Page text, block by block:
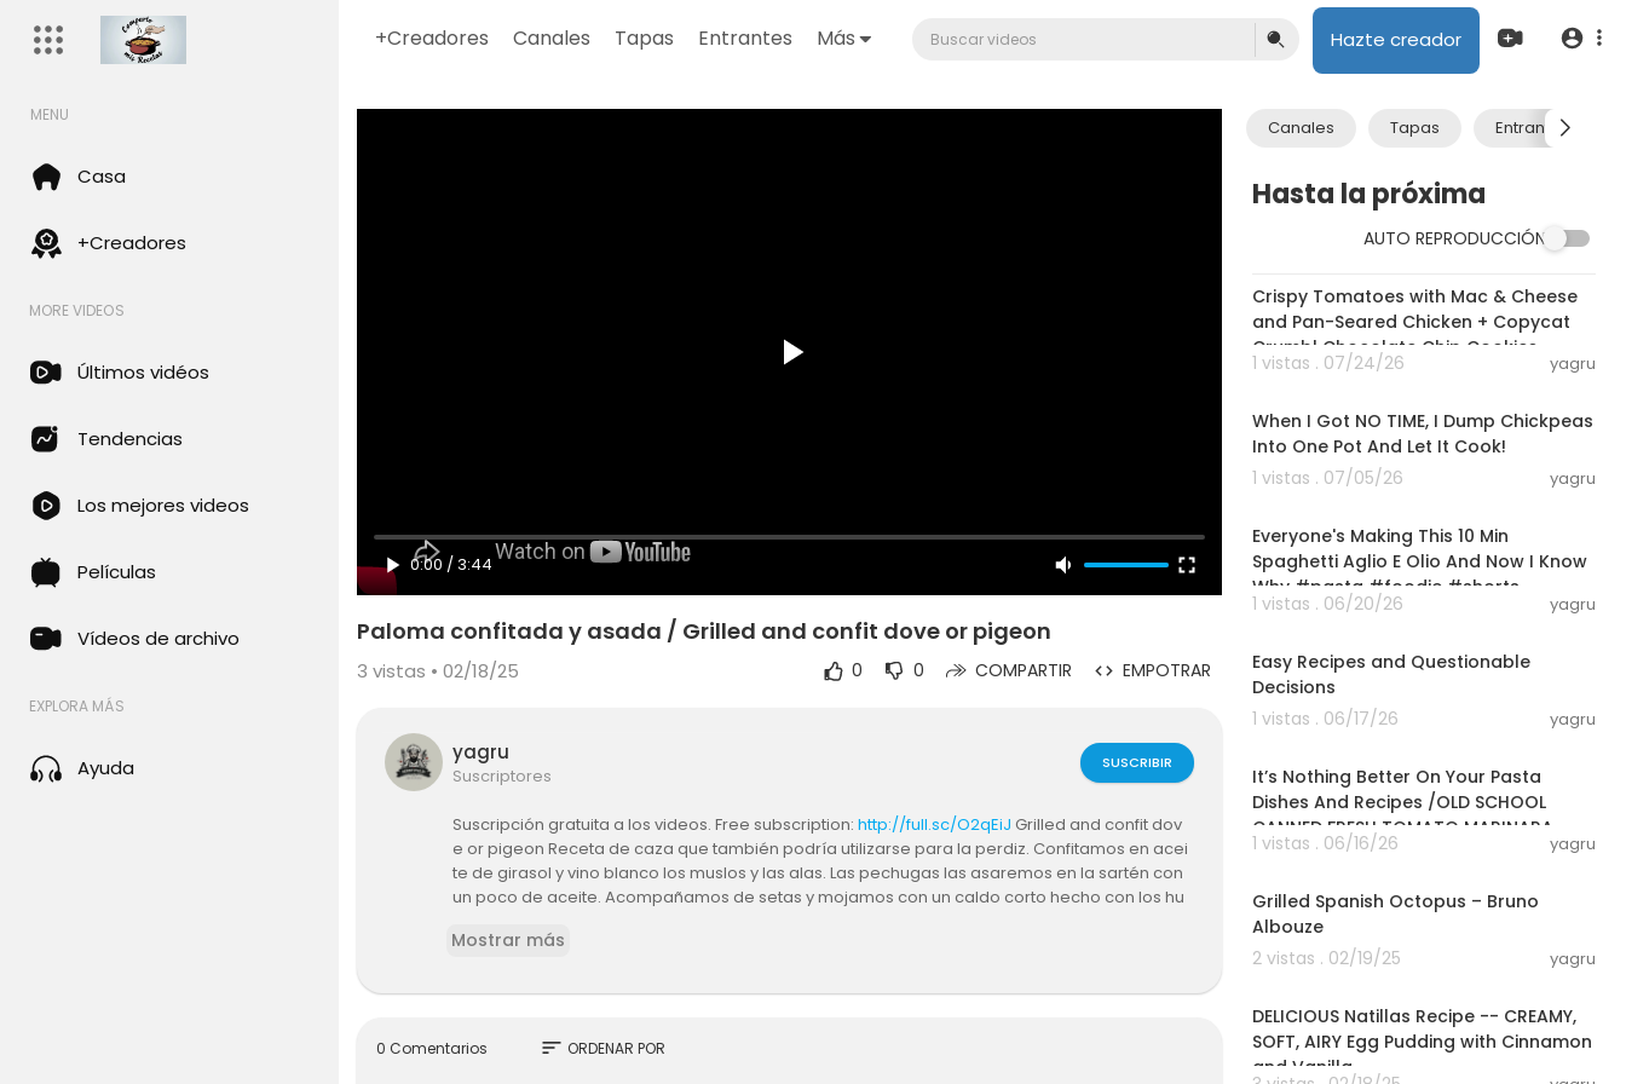
+Creadores Canales Tapas Entrantes Más Hazte creador
MENU
Casa
+Creadores
MORE VIDEOS
Últimos vidéos
Tendencias
Los mejores videos
Películas
Vídeos de archivo
EXPLORA MÁS
Ayuda
0:00 /3:44
Canales Tapas Entrantes
Hasta la próxima
AUTO REPRODUCCIÓN
56:21
Crispy Tomatoes with Mac & Cheese
and Pan-Seared Chicken + Copycat
Crumbl Chocolate Chip Cookies
1 vistas . 07/24/26 yagru
When I Got NO TIME, I Dump Chickpeas
Into One Pot And Let It Cook!
1 vistas . 07/05/26
yagru
Everyone's Making This 10 Min
Spaghetti Aglio E Olio And Now I Know
Why #pasta #foodie #shorts
1 vistas . 06/20/26 yagru
Easy Recipes and Questionable
Decisions
1 vistas . 06/17/26
yagru
It’s Nothing Better On Your Pasta
Dishes And Recipes /OLD SCHOOL
CANNED FRESH TOMATO MARINARA
SAUCE
1 vistas . 06/16/26 yagru
Grilled Spanish Octopus – Bruno
Albouze
2 vistas . 02/19/25
yagru
DELICIOUS Natillas Recipe -- CREAMY,
SOFT, AIRY Egg Pudding with Cinnamon
and Vanilla
Paloma confitada y asada / Grilled and confit dove or pigeon
3 vistas • 02/18/25 0 0 COMPARTIR EMPOTRAR
yagru
Suscriptores
SUSCRIBIR
Suscripción gratuita a los videos. Free subscription: http://full.sc/O2qEiJ Grilled and confit dov
e or pigeon Receta de caza que también podría utilizarse para la perdiz. Confitamos en acei
te de girasol y vino blanco los muslos y las alas. Las pechugas las asaremos en la sartén con
un poco de aceite. Acompañamos de setas y mojamos con un caldo corto hecho con los hu
Mostrar más
0 Comentarios sort ORDENAR POR